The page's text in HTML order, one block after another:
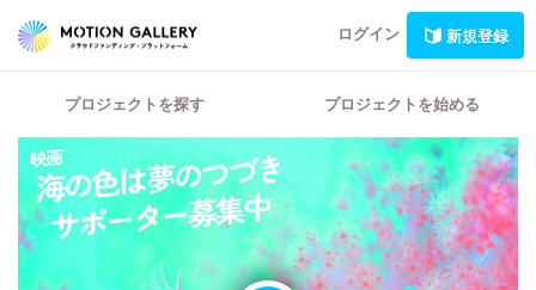
ログイン 新規登録
プロジェクトを探す プロジェクトを始める